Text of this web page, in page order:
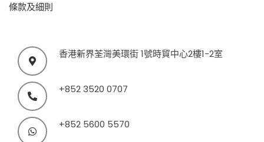
條款及細則
香港新界荃灣美環街 1號時貿中心2樓1-2室
+852 3520 0707
+852 5600 5570